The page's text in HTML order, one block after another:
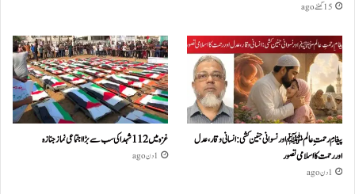
15 گھنٹے ago
پیغامِ رحمتِ عالمﷺ اور نسوانی جنین کشی: انسانی وقار، عدل
اور رحمت کا اسلامی تصور
1 دن ago
غزہ میں 112 شہدا کی سب سے بڑا اجتماعی نماز جنازہ
1 دن ago